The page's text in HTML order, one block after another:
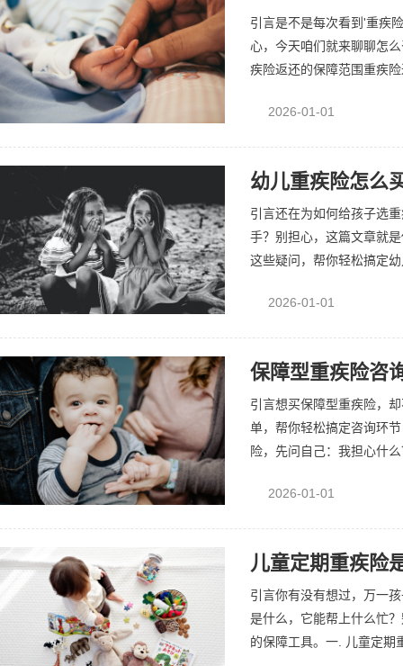
引言是不是每次看到'重疾
心，今天咱们就来聊聊怎
疾险返还的保障范围重疾
2026-01-01
幼儿重疾险怎么
引言还在为如何给孩子选
手？别担心，这篇文章就
这些疑问，帮你轻松搞定
2026-01-01
保障型重疾险咨
引言想买保障型重疾险，
单，帮你轻松搞定咨询环
险，先问自己：我担心什
2026-01-01
儿童定期重疾险
引言你有没有想过，万一
是什么，它能帮上什么忙
的保障工具。一. 儿童定期